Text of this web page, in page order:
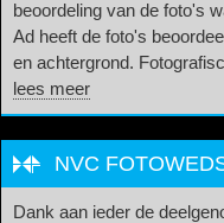
beoordeling van de foto's
Ad heeft de foto's
en achtergrond.
lees meer
NVC
Dank aan ieder de